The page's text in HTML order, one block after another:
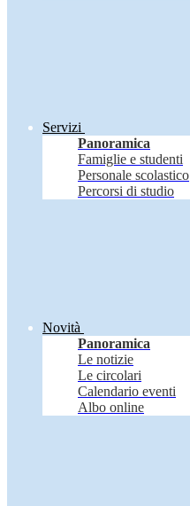
Servizi
Panoramica
Famiglie e studenti
Personale scolastico
Percorsi di studio
Novità
Panoramica
Le notizie
Le circolari
Calendario eventi
Albo online